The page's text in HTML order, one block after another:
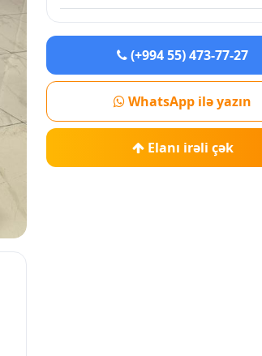
(+994 55) 473-77-27
WhatsApp ilə yazın
Elanı irəli çək